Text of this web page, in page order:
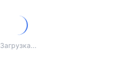
Загрузка...